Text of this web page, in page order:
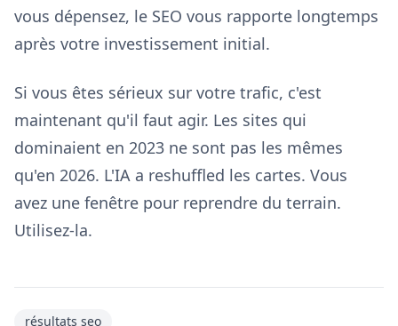
vous dépensez, le SEO vous rapporte longtemps
après votre investissement initial.
Si vous êtes sérieux sur votre trafic, c'est
maintenant qu'il faut agir. Les sites qui
dominaient en 2023 ne sont pas les mêmes
qu'en 2026. L'IA a reshuffled les cartes. Vous
avez une fenêtre pour reprendre du terrain.
Utilisez-la.
résultats seo